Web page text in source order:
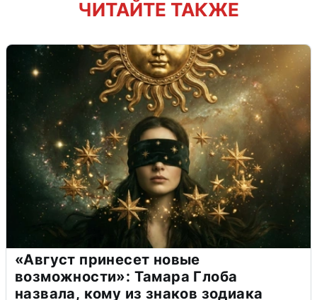
ЧИТАЙТЕ ТАКЖЕ
«Август принесет новые
возможности»: Тамара Глоба
назвала, кому из знаков зодиака